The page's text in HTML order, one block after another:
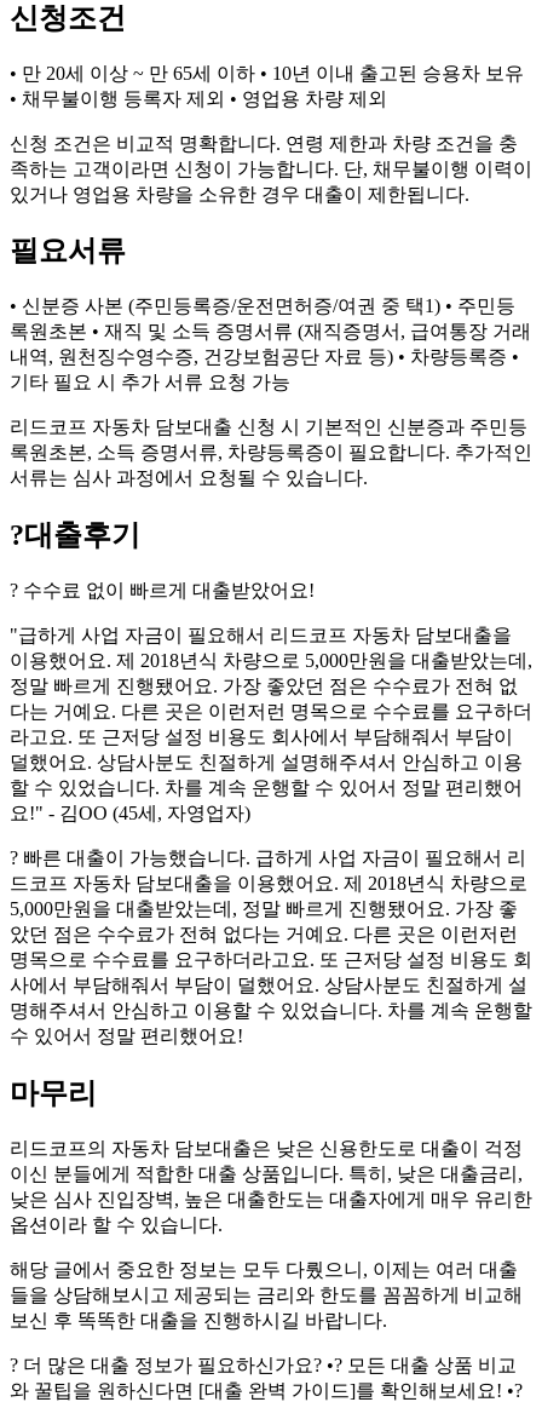
신청조건
• 만 20세 이상 ~ 만 65세 이하 • 10년 이내 출고된 승용차 보유
• 채무불이행 등록자 제외 • 영업용 차량 제외
신청 조건은 비교적 명확합니다. 연령 제한과 차량 조건을 충
족하는 고객이라면 신청이 가능합니다. 단, 채무불이행 이력이
있거나 영업용 차량을 소유한 경우 대출이 제한됩니다.
필요서류
• 신분증 사본 (주민등록증/운전면허증/여권 중 택1) • 주민등
록원초본 • 재직 및 소득 증명서류 (재직증명서, 급여통장 거래
내역, 원천징수영수증, 건강보험공단 자료 등) • 차량등록증 •
기타 필요 시 추가 서류 요청 가능
리드코프 자동차 담보대출 신청 시 기본적인 신분증과 주민등
록원초본, 소득 증명서류, 차량등록증이 필요합니다. 추가적인
서류는 심사 과정에서 요청될 수 있습니다.
?대출후기
? 수수료 없이 빠르게 대출받았어요!
"급하게 사업 자금이 필요해서 리드코프 자동차 담보대출을
이용했어요. 제 2018년식 차량으로 5,000만원을 대출받았는데,
정말 빠르게 진행됐어요. 가장 좋았던 점은 수수료가 전혀 없
다는 거예요. 다른 곳은 이런저런 명목으로 수수료를 요구하더
라고요. 또 근저당 설정 비용도 회사에서 부담해줘서 부담이
덜했어요. 상담사분도 친절하게 설명해주셔서 안심하고 이용
할 수 있었습니다. 차를 계속 운행할 수 있어서 정말 편리했어
요!" - 김OO (45세, 자영업자)
? 빠른 대출이 가능했습니다. 급하게 사업 자금이 필요해서 리
드코프 자동차 담보대출을 이용했어요. 제 2018년식 차량으로
5,000만원을 대출받았는데, 정말 빠르게 진행됐어요. 가장 좋
았던 점은 수수료가 전혀 없다는 거예요. 다른 곳은 이런저런
명목으로 수수료를 요구하더라고요. 또 근저당 설정 비용도 회
사에서 부담해줘서 부담이 덜했어요. 상담사분도 친절하게 설
명해주셔서 안심하고 이용할 수 있었습니다. 차를 계속 운행할
수 있어서 정말 편리했어요!
마무리
리드코프의 자동차 담보대출은 낮은 신용한도로 대출이 걱정
이신 분들에게 적합한 대출 상품입니다. 특히, 낮은 대출금리,
낮은 심사 진입장벽, 높은 대출한도는 대출자에게 매우 유리한
옵션이라 할 수 있습니다.
해당 글에서 중요한 정보는 모두 다뤘으니, 이제는 여러 대출
들을 상담해보시고 제공되는 금리와 한도를 꼼꼼하게 비교해
보신 후 똑똑한 대출을 진행하시길 바랍니다.
? 더 많은 대출 정보가 필요하신가요? •? 모든 대출 상품 비교
와 꿀팁을 원하신다면 [대출 완벽 가이드]를 확인해보세요! •?